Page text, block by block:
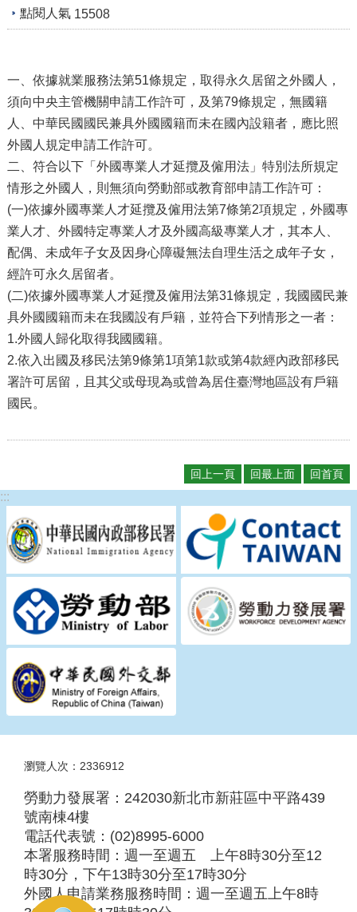
網
站
宣
告
檢
舉
貪
瀆
點閱人氣 15508
一、依據就業服務法第51條規定，取得永久居留之外國人，
須向中央主管機關申請工作許可，及第79條規定，無國籍
人、中華民國國民兼具外國國籍而未在國內設籍者，應比照
外國人規定申請工作許可。
二、符合以下「外國專業人才延攬及僱用法」特別法所規定
情形之外國人，則無須向勞動部或教育部申請工作許可：
(一)依據外國專業人才延攬及僱用法第7條第2項規定，外國專
業人才、外國特定專業人才及外國高級專業人才，其本人、
配偶、未成年子女及因身心障礙無法自理生活之成年子女，
經許可永久居留者。
(二)依據外國專業人才延攬及僱用法第31條規定，我國國民兼
具外國國籍而未在我國設有戶籍，並符合下列情形之一者：
1.外國人歸化取得我國國籍。
2.依入出國及移民法第9條第1項第1款或第4款經內政部移民
署許可居留，且其父或母現為或曾為居住臺灣地區設有戶籍
國民。
回上一頁 回最上面 回首頁
:::
瀏覽人次：2336912
勞動力發展署：242030新北市新莊區中平路439
號南棟4樓
電話代表號：(02)8995-6000
本署服務時間：週一至週五 上午8時30分至12
時30分，下午13時30分至17時30分
外國人申請業務服務時間：週一至週五上午8時